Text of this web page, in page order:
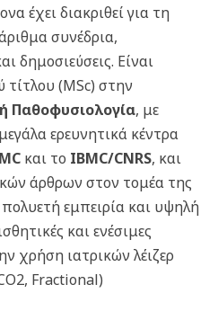
έχει διακριθεί για τη
συνέδρια,
δημοσιεύσεις. Είναι
(MSc) στην
Παθοφυσιολογία, με
ερευνητικά κέντρα
και το IBMC/CNRS, και
άρθρων στον τομέα της
εμπειρία και υψηλή
και ενέσιμες
χρήση ιατρικών λέιζερ
Fractional)